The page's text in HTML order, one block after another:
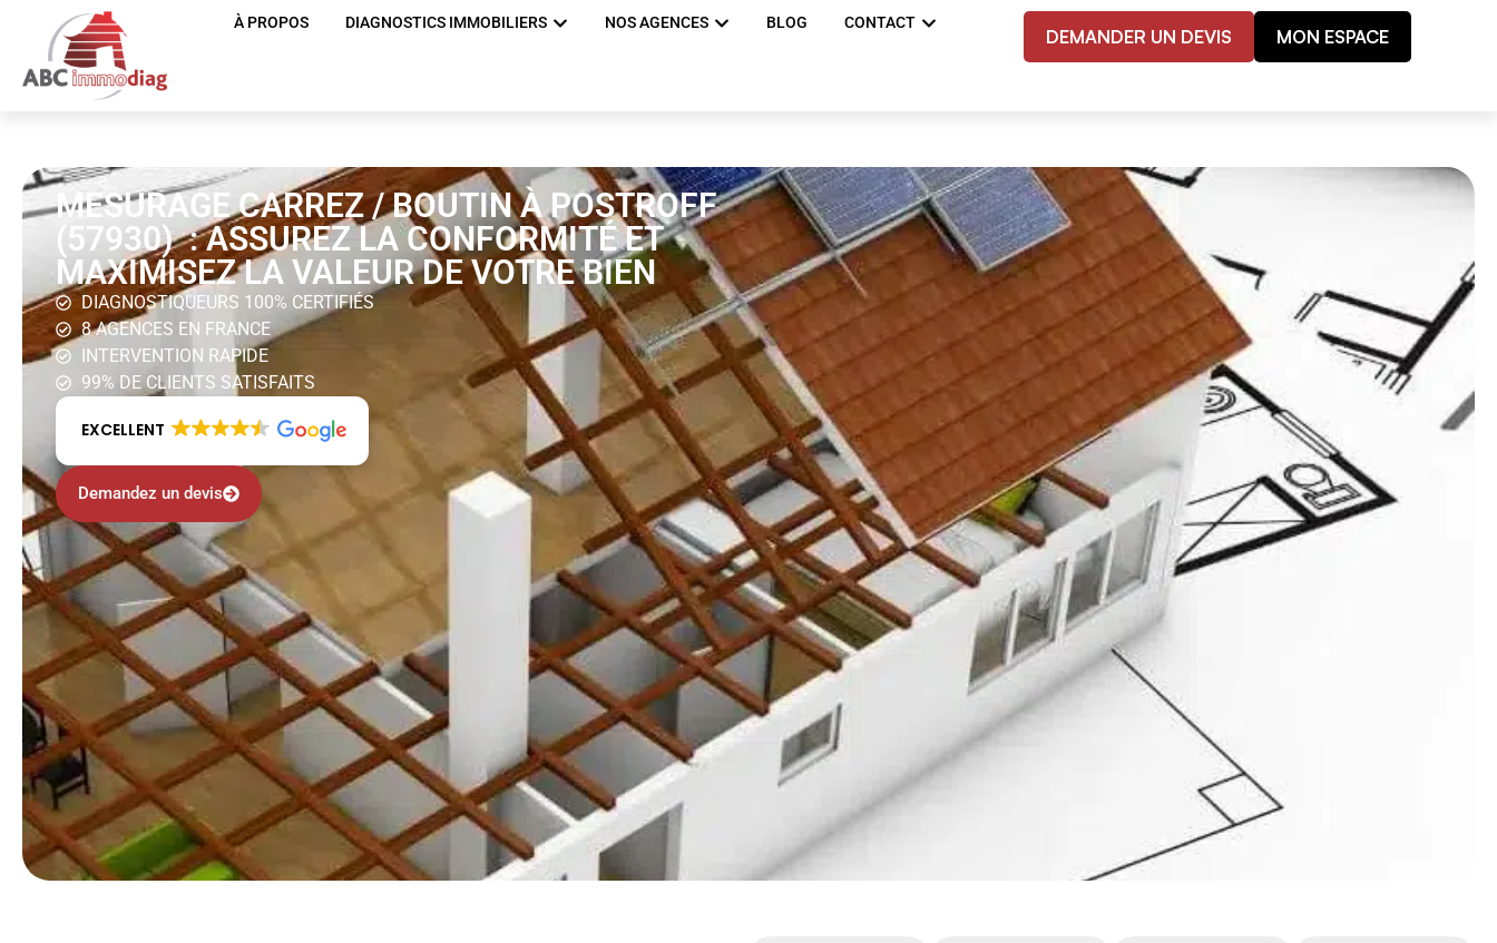
À PROPOS DIAGNOSTICS IMMOBILIERS NOS AGENCES BLOG CONTACT
DEMANDER UN DEVIS MON ESPACE
MESURAGE CARREZ / BOUTIN À POSTROFF
(57930) : ASSUREZ LA CONFORMITÉ ET
MAXIMISEZ LA VALEUR DE VOTRE BIEN
DIAGNOSTIQUEURS 100% CERTIFIÉS
8 AGENCES EN FRANCE
INTERVENTION RAPIDE
99% DE CLIENTS SATISFAITS
EXCELLENT
Demandez un devis